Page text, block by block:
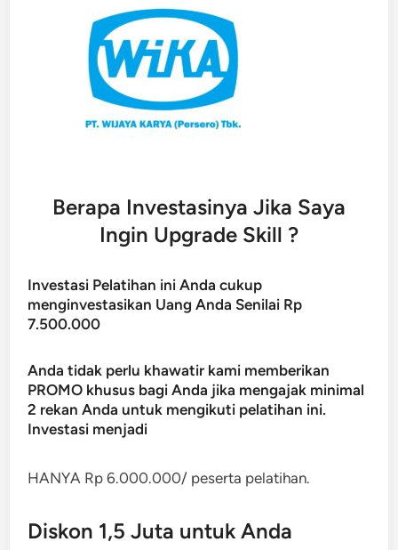
Berapa Investasinya Jika Saya
Ingin Upgrade Skill ?
Investasi Pelatihan ini Anda cukup
menginvestasikan Uang Anda Senilai Rp
7.500.000
Anda tidak perlu khawatir kami memberikan
PROMO khusus bagi Anda jika mengajak minimal
2 rekan Anda untuk mengikuti pelatihan ini.
Investasi menjadi
HANYA Rp 6.000.000/ peserta pelatihan.
Diskon 1,5 Juta untuk Anda